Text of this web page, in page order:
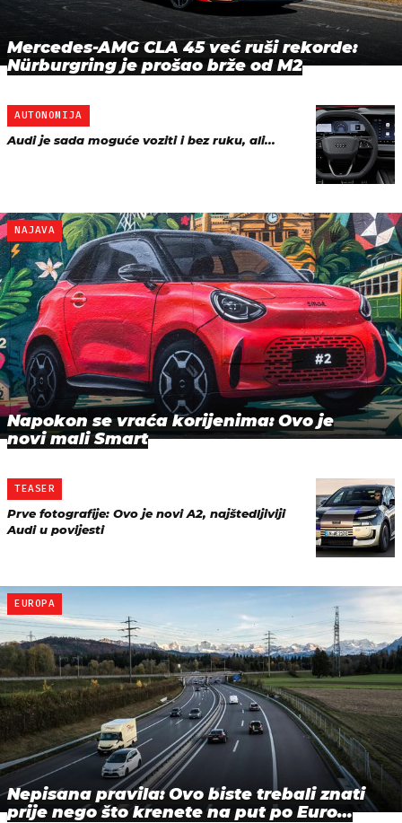
Mercedes-AMG CLA 45 već ruši rekorde:
Nürburgring je prošao brže od M2
AUTONOMIJA
Audi je sada moguće voziti i bez ruku, ali...
NAJAVA
Napokon se vraća korijenima: Ovo je
novi mali Smart
TEASER
Prve fotografije: Ovo je novi A2, najštedljiviji
Audi u povijesti
EUROPA
Nepisana pravila: Ovo biste trebali znati
prije nego što krenete na put po Euro…